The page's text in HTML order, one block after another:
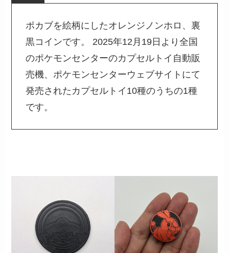
ポカブを絵柄にしたオレンジノンホロ、裏
黒コインです。 2025年12月19日より全国
のポケモンセンターのカプセルトイ自動販
売機、ポケモンセンターウェブサイトにて
発売されたカプセルトイ10種のうちの1種
です。